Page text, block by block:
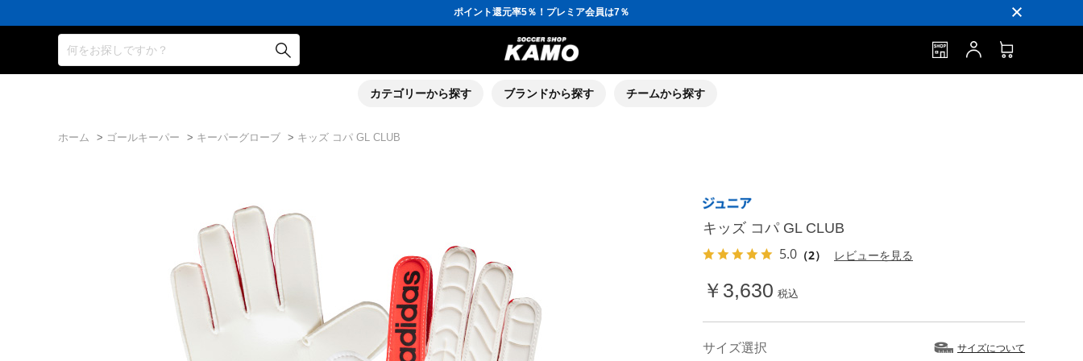
ポイント還元率5％！プレミア会員は7％
会員の方にはお誕生月に「10％OFFクーポン」プレゼント！
16,000円(税込)以上でシューズケースプレゼント！
3,300円(税込)以上で送料無料！
ポイント還元率5％！プレミア会員は7％
会員の方にはお誕生月に「10％OFFクーポン」プレゼント！
何をお探しですか？
カテゴリーから探す ブランドから探す チームから探す
ホーム > ゴールキーパー > キーパーグローブ > キッズ コパ GL CLUB
キッズ コパ GL CLUB
5.0 （2） レビューを見る
￥3,630 税込
サイズ選択 サイズについて